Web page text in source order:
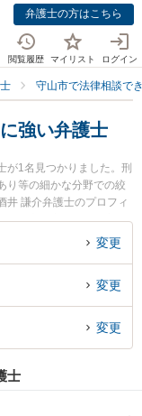
弁護士の方はこちら
閲覧履歴 マイリスト ログイン
守山市で法律相談で
強い弁護士
が1名見つかりました。刑
り等の細かな分野での絞
井 謙介弁護士のプロフィ
。『守山市で土日や夜間
に弁護士に相談したい』
近くの弁護士を検索した
すすめです。
変更
変更
変更
士